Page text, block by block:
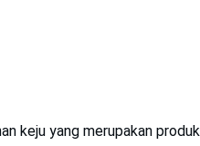
keju yang merupakan produk